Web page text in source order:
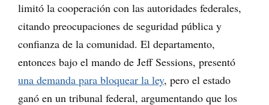
limitó la cooperación con las autoridades federales,
citando preocupaciones de seguridad pública y
confianza de la comunidad. El departamento,
entonces bajo el mando de Jeff Sessions, presentó
una demanda para bloquear la ley, pero el estado
ganó en un tribunal federal, argumentando que los